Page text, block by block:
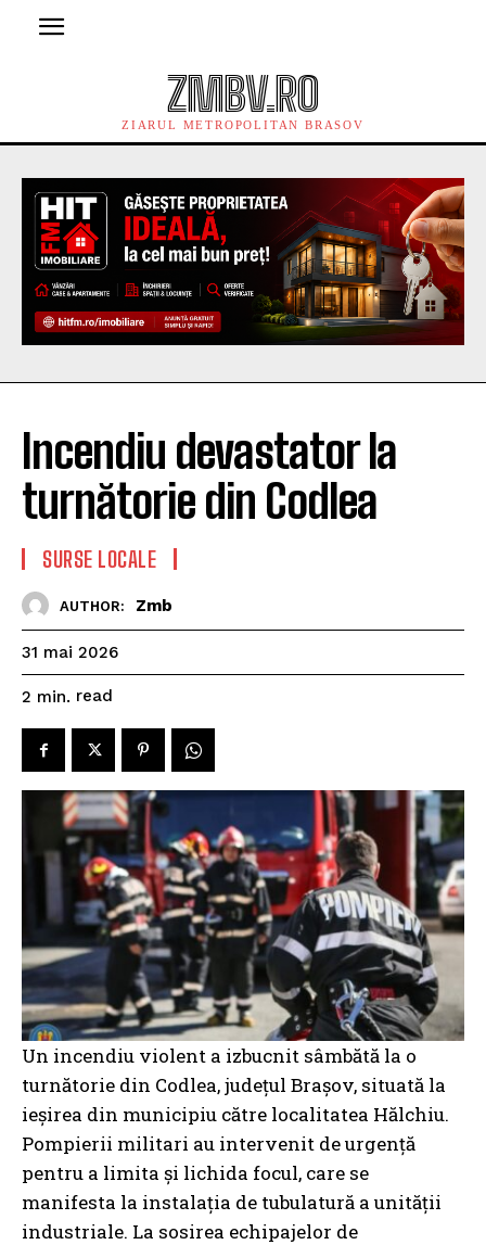
ZMBV.RO
ZIARUL METROPOLITAN BRASOV
Incendiu devastator la
turnătorie din Codlea
SURSE LOCALE
AUTHOR: Zmb
31 mai 2026
2 min. read
Un incendiu violent a izbucnit sâmbătă la o
turnătorie din Codlea, județul Brașov, situată la
ieșirea din municipiu către localitatea Hălchiu.
Pompierii militari au intervenit de urgență
pentru a limita și lichida focul, care se
manifesta la instalația de tubulatură a unității
industriale. La sosirea echipajelor de